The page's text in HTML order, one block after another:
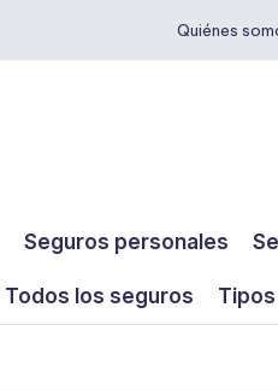
Quiénes
Seguros personales
Todos los seguros